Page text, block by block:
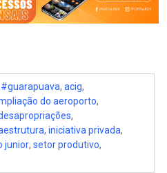
#guarapuava, acig,
do aeroporto,
,
, iniciativa privada,
junior, setor produtivo,